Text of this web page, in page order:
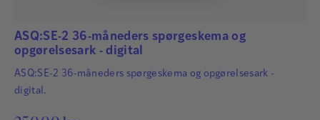
ASQ:SE-2 36-måneders spørgeskema og
opgørelsesark - digital
ASQ:SE-2 36-måneders spørgeskema og opgørelsesark -
digital.